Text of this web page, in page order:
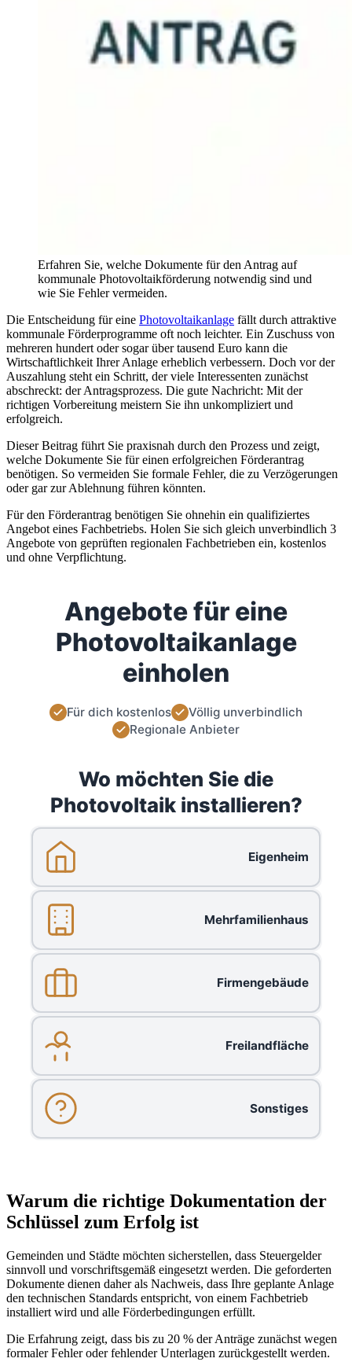
Erfahren Sie, welche Dokumente für den Antrag auf
kommunale Photovoltaikförderung notwendig sind und
wie Sie Fehler vermeiden.
Die Entscheidung für eine Photovoltaikanlage fällt durch attraktive
kommunale Förderprogramme oft noch leichter. Ein Zuschuss von
mehreren hundert oder sogar über tausend Euro kann die
Wirtschaftlichkeit Ihrer Anlage erheblich verbessern. Doch vor der
Auszahlung steht ein Schritt, der viele Interessenten zunächst
abschreckt: der Antragsprozess. Die gute Nachricht: Mit der
richtigen Vorbereitung meistern Sie ihn unkompliziert und
erfolgreich.
Dieser Beitrag führt Sie praxisnah durch den Prozess und zeigt,
welche Dokumente Sie für einen erfolgreichen Förderantrag
benötigen. So vermeiden Sie formale Fehler, die zu Verzögerungen
oder gar zur Ablehnung führen könnten.
Für den Förderantrag benötigen Sie ohnehin ein qualifiziertes
Angebot eines Fachbetriebs. Holen Sie sich gleich unverbindlich 3
Angebote von geprüften regionalen Fachbetrieben ein, kostenlos
und ohne Verpflichtung.
Angebote für eine
Photovoltaikanlage
einholen
Für dich kostenlos
Völlig unverbindlich
Regionale Anbieter
Wo möchten Sie die
Photovoltaik installieren?
Eigenheim
Mehrfamilienhaus
Firmengebäude
Freilandfläche
Sonstiges
Warum die richtige Dokumentation der
Schlüssel zum Erfolg ist
Gemeinden und Städte möchten sicherstellen, dass Steuergelder
sinnvoll und vorschriftsgemäß eingesetzt werden. Die geforderten
Dokumente dienen daher als Nachweis, dass Ihre geplante Anlage
den technischen Standards entspricht, von einem Fachbetrieb
installiert wird und alle Förderbedingungen erfüllt.
Die Erfahrung zeigt, dass bis zu 20 % der Anträge zunächst wegen
formaler Fehler oder fehlender Unterlagen zurückgestellt werden.